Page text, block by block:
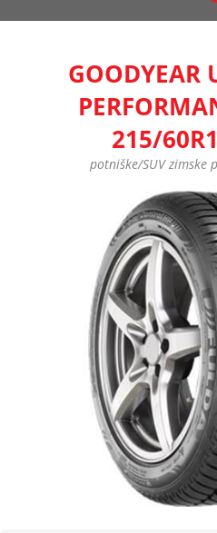
GOODYEAR
215/
potniške/SUV zimske